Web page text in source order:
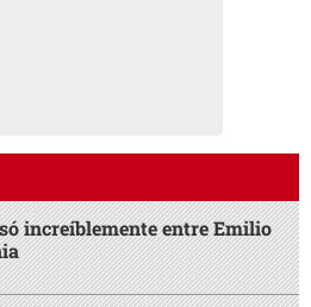
increíblemente entre Emilio